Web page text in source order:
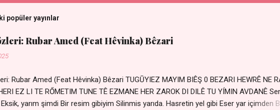
popüler yayınlar
Rubar Amed (Feat Hêvinka) Bêzari
Rubar Amed (Feat Hêvinka) Bêzari TUGŪYIEZ MAYIM BIÊŞ 0 BEZARI HEWRÊ NE
EZ LI TE RŐMETIM TUNE TÊ EZMANE HER ZAROK DI DILÊ TU YÍMIN AVDANÊ
yarım şimdi Bir resim gibiyim Silinmis yarıda. Hasretin yel gibi Eser yar içimden